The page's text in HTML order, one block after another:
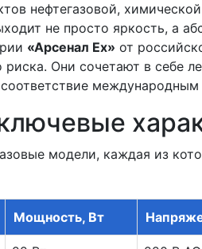
нефтегазовой,
не просто яркость, а
«Арсенал Ex» от
Они сочетают в себе
модели, каждая из
Мощность, Вт